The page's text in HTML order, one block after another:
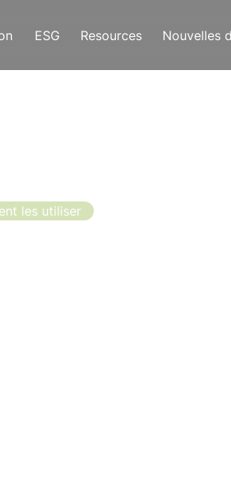
ESG Resources Nouvelles
les utiliser